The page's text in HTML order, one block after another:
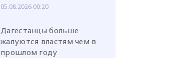
05.08.2026 00:20
Дагестанцы больше
жалуются властям чем в
прошлом году